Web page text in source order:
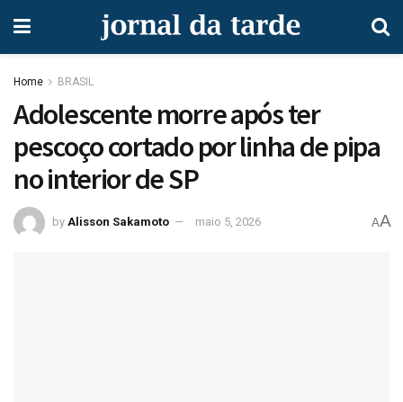
Home BRASIL
Adolescente morre após ter
pescoço cortado por linha de pipa
no interior de SP
by Alisson Sakamoto maio 5, 2026 AA